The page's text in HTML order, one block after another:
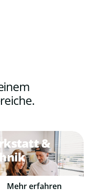
&
Mehr erfahren